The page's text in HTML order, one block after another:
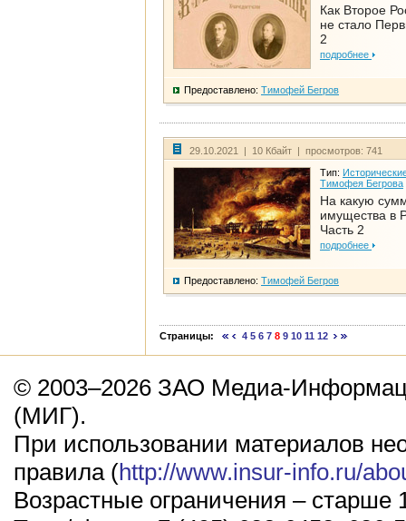
Как Второе
не стало
2
подробнее
Предоставлено: Тимофей Бегров
29.10.2021 | 10 Кбайт | просмотров: 741
Тип:
Тимофея Бегрова
На какую
имущества в
Часть 2
подробнее
Предоставлено: Тимофей Бегров
Страницы: 4 5 6 7 8 9 10 11 12
© 2003–2026 ЗАО Медиа-
(МИГ).
При использовании материалов
правила (http://www.insur-info.ru/
Возрастные ограничения – старше